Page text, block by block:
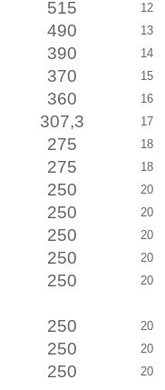
515 12
490 13
390 14
370 15
360 16
307,3 17
275 18
275 18
250 20
250 20
250 20
250 20
250 20
250 20
250 20
250 20